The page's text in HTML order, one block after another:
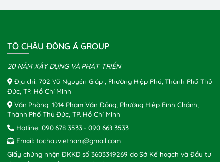
TÔ CHÂU ĐÔNG Á GROUP
20 NĂM XÂY DỰNG VÀ PHÁT TRIỂN
Địa chỉ: 702 Võ Nguyên Giáp , Phường Hiệp Phú, Thành Phố Thủ
Đức, TP. Hồ Chí Minh
Văn Phòng: 1014 Phạm Văn Đồng, Phường Hiệp Bình Chánh,
Thành Phố Thủ Đức, TP. Hồ Chí Minh
Hotline: 090 678 3533 - 090 668 3533
Email: tochauvietnam@gmail.com
Giấy chứng nhận ĐKKD số 3603349269 do Sở Kế hoạch và Đầu tư